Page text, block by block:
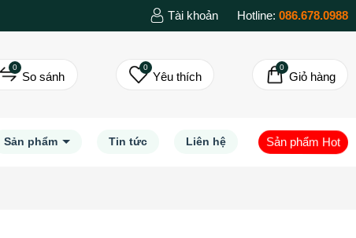
Tài khoản Hotline: 086.678.0988
0
So sánh
0
Yêu thích
0
Giỏ hàng
Sản phẩm Tin tức Liên hệ Sản phẩm Hot